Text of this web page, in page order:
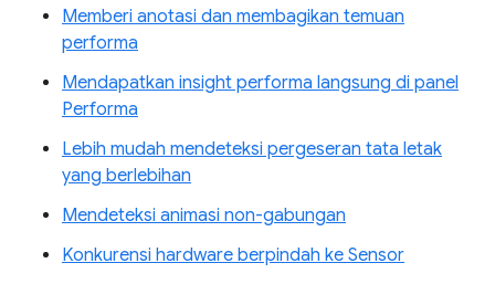
Memberi anotasi dan membagikan temuan
performa
Mendapatkan insight performa langsung di panel
Performa
Lebih mudah mendeteksi pergeseran tata letak
yang berlebihan
Mendeteksi animasi non-gabungan
Konkurensi hardware berpindah ke Sensor